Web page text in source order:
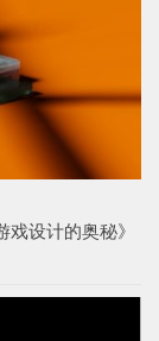
戏设计的奥秘》